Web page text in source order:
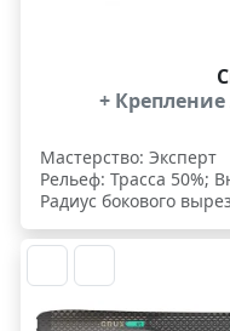
+ Крепление
Мастерство: Эксперт
Рельеф: Трасса 50%;
Радиус бокового